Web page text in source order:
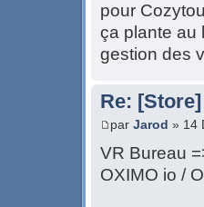
pour
ça plante au
gestion des
Re:
par Jarod » 14
VR Bureau
OXIMO io /